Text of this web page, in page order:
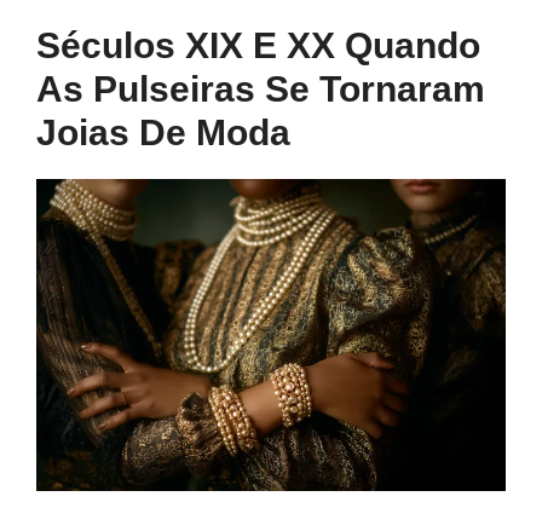
Séculos XIX E XX Quando
As Pulseiras Se Tornaram
Joias De Moda